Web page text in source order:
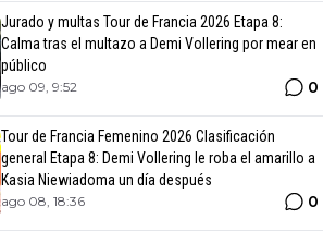
Jurado y multas Tour de Francia 2026 Etapa 8:
Calma tras el multazo a Demi Vollering por mear en
público
ago 09, 9:52 0
Tour de Francia Femenino 2026 Clasificación
general Etapa 8: Demi Vollering le roba el amarillo a
Kasia Niewiadoma un día después
ago 08, 18:36 0